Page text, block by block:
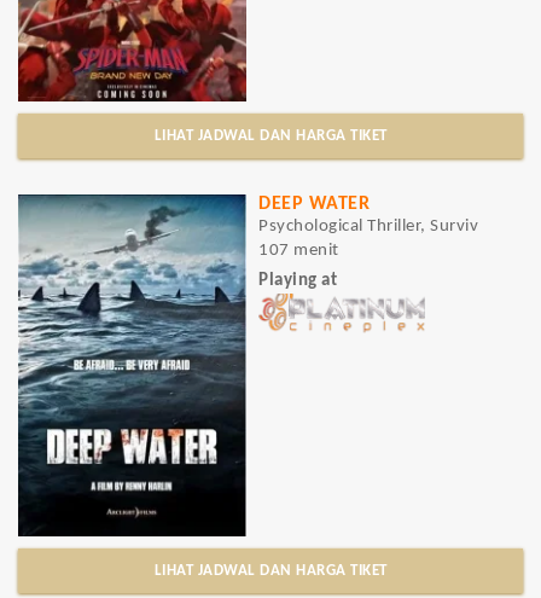
LIHAT JADWAL DAN HARGA TIKET
DEEP WATER
Psychological Thriller, Surviv
107 menit
Playing at
LIHAT JADWAL DAN HARGA TIKET